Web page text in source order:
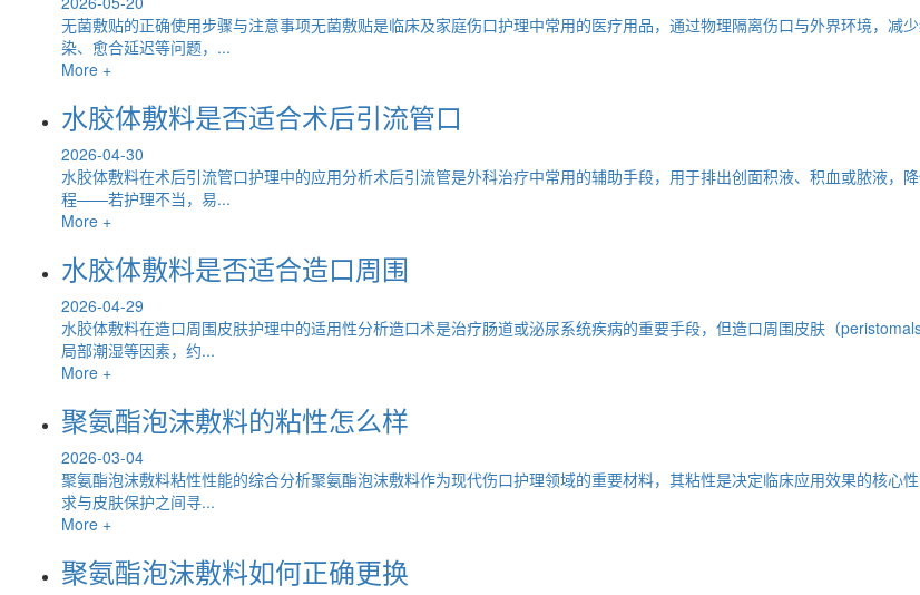
无菌敷贴的正确使用步骤与注意事项无菌敷贴是临床及家庭伤口护理中常用的医疗用品，通过物理隔离伤口与外界环境，
染、愈合延迟等问题，...
More +
水胶体敷料是否适合术后引流管口
2026-04-30
水胶体敷料在术后引流管口护理中的应用分析术后引流管是外科治疗中常用的辅助手段，用于排出创面积液、积血或脓液
程——若护理不当，易...
More +
水胶体敷料是否适合造口周围
2026-04-29
水胶体敷料在造口周围皮肤护理中的适用性分析造口术是治疗肠道或泌尿系统疾病的重要手段，但造口周围皮肤（
局部潮湿等因素，约...
More +
聚氨酯泡沫敷料的粘性怎么样
2026-03-04
聚氨酯泡沫敷料粘性性能的综合分析聚氨酯泡沫敷料作为现代伤口护理领域的重要材料，其粘性是决定临床应用效果的核
求与皮肤保护之间寻...
More +
聚氨酯泡沫敷料如何正确更换